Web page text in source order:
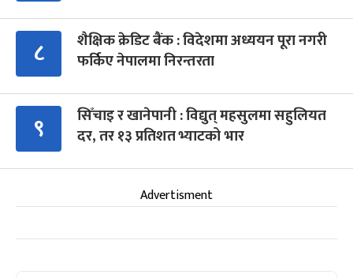
८
शैक्षिक क्रेडिट बैंक : विदेशमा अध्ययन पूरा नगरी
फर्किए नेपालमा निरन्तरता
९
सिँचाइ र खानेपानी : विद्युत् महसुलमा सहुलियत
दर, तर १३ प्रतिशत भ्याटको भार
Advertisment